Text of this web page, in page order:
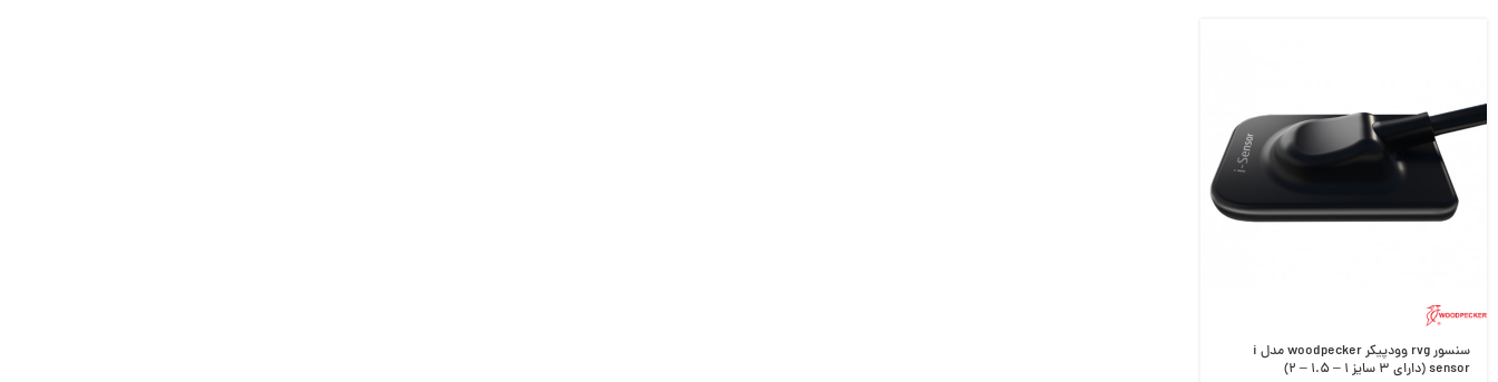
سنسور rvg وودپیکر woodpecker مدل i
sensor (دارای ۳ سایز ۱ – ۱.۵ – ۲)